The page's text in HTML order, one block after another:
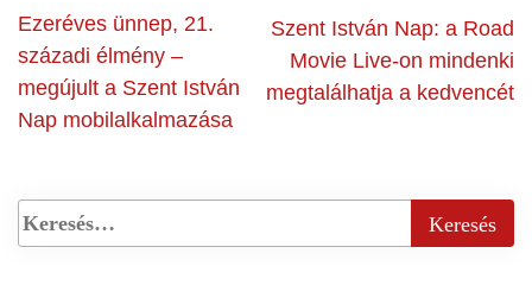
Ezeréves ünnep, 21.
századi élmény –
megújult a Szent István
Nap mobilalkalmazása
Szent István Nap: a Road
Movie Live-on mindenki
megtalálhatja a kedvencét